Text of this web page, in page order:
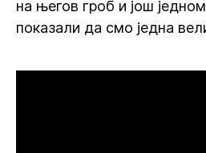
на његов гроб и још
показали да смо једна